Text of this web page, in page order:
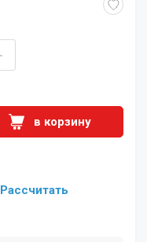
в корзину
Рассчитать